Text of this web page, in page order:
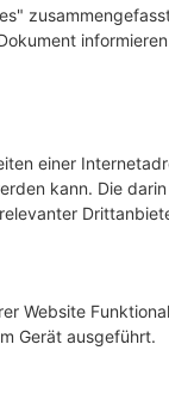
einer
kann. Die
Website
Gerät ausgeführt.